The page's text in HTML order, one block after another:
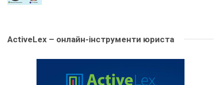
ActiveLex – онлайн-інструменти юриста